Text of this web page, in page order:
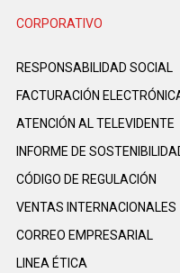
CORPORATIVO
RESPONSABILIDAD SOCIAL
FACTURACIÓN
ATENCIÓN AL TELEVIDENTE
INFORME DE
CÓDIGO DE REGULACIÓN
VENTAS INTERNACIONALES
CORREO EMPRESARIAL
LINEA ÉTICA